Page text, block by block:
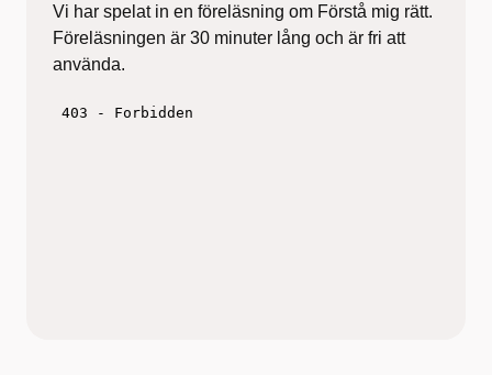
Vi har spelat in en föreläsning om Förstå mig rätt.
Föreläsningen är 30 minuter lång och är fri att
använda.